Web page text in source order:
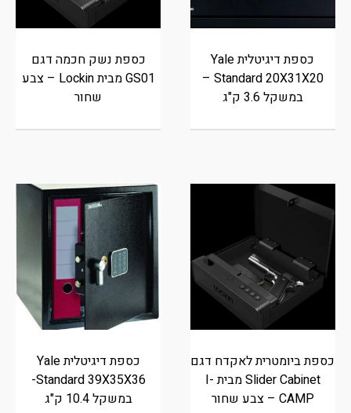
כספת דיגיטלית Yale
Standard 20X31X20 –
במשקל 3.6 ק"ג
כספת נשק חכמה דגם
GS01 מבית Lockin – צבע
שחור
כספת ביומטרית לאקדח דגם
Slider Cabinet מבית I-
CAMP – צבע שחור
כספת דיגיטלית Yale
Standard 39X35X36-
במשקל 10.4 ק"ג